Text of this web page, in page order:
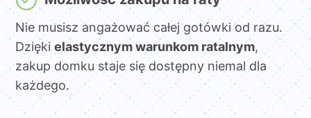
Nie musisz angażować całej gotówki od razu.
Dziękielastycznym warunkom ratalnym,
zakup domku staje się dostępny niemal dla
każdego.